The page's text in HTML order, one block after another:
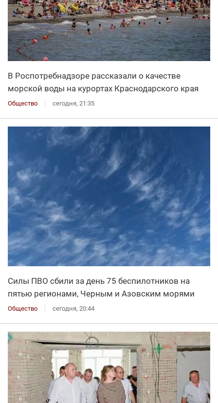
В Роспотребнадзоре рассказали о качестве
морской воды на курортах Краснодарского края
Общество сегодня, 21:35
Силы ПВО сбили за день 75 беспилотников на
пятью регионами, Черным и Азовским морями
Общество сегодня, 20:44